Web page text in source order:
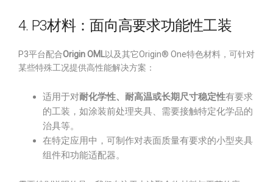
4. P3材料：面向高要求功能性工装
P3平台配合Origin OML以及其它Origin® One特色材料，可针对
某些特殊工况提供高性能解决方案：
适用于对耐化学性、耐高温或长期尺寸稳定性有要求
的工装，如涂装前处理夹具、需要接触特定化学品的
治具等。
在特定应用中，可制作对表面质量有要求的小型夹具
组件和功能适配器。